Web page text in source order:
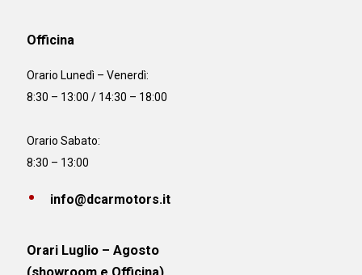
Officina
Orario Lunedì – Venerdì:
8:30 – 13:00 / 14:30 – 18:00
Orario Sabato:
8:30 – 13:00
info@dcarmotors.it
Orari Luglio – Agosto
(showroom e Officina)